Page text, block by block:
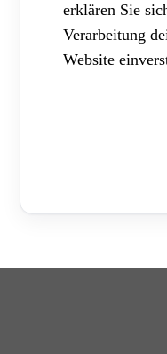
erklären Sie
Verarbeitung
Website